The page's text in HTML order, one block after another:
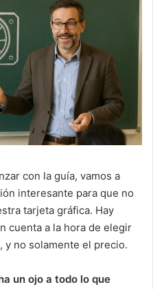
con la guía, vamos a
interesante para que no
tarjeta gráfica. Hay
cuenta a la hora de elegir
y no solamente el precio.
un ojo a todo lo que